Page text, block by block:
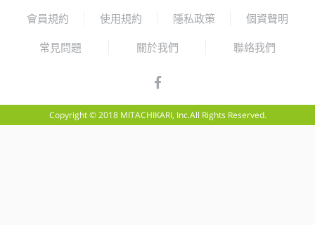
會員規約 使用規約 隱私政策 個資聲明
常見問題 關於我們 聯絡我們
Copyright © 2018 MITACHIKARI, Inc.All Rights Reserved.